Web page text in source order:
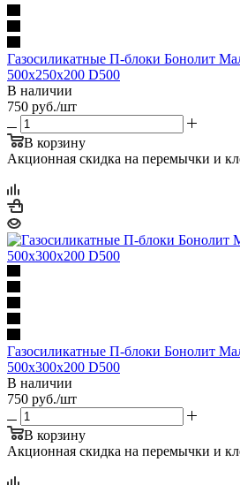
Газосиликатные П-блоки Бонолит
500х250х200 D500
В наличии
750 руб./шт
В корзину
Акционная скидка на перемычки и
Газосиликатные П-блоки Бонолит
500х300х200 D500
В наличии
750 руб./шт
В корзину
Акционная скидка на перемычки и